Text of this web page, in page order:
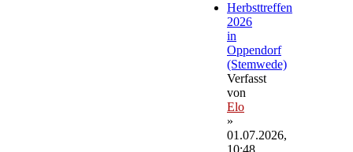
Herbsttreffen
2026
in
Oppendorf
(Stemwede)
Verfasst
von
Elo
»
01.07.2026,